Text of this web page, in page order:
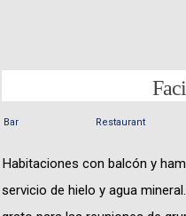
Bar Restaurant
Habitaciones con balcón y
servicio de hielo y agua